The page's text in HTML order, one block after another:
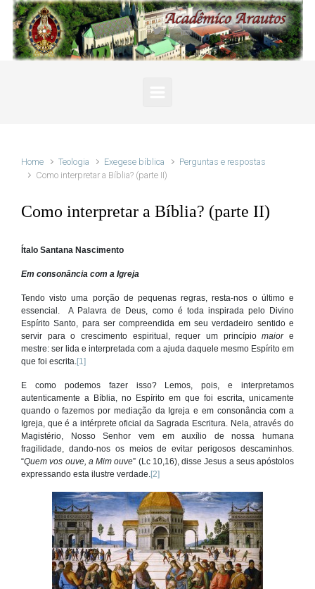
Skip to main content
Home Teologia Exegese bíblica
Perguntas e respostas
Como interpretar a Bíblia? (parte II)
Como interpretar a Bíblia? (parte II)
Ítalo Santana Nascimento
Em consonância com a Igreja
Tendo visto uma porção de pequenas regras, resta-nos o último e
essencial. A Palavra de Deus, como é toda inspirada pelo Divino
Espírito Santo, para ser compreendida em seu verdadeiro sentido e
servir para o crescimento espiritual, requer um princípiomaiore
mestre: ser lida e interpretada com a ajuda daquele mesmo Espírito em
que foi escrita.[1]
E como podemos fazer isso? Lemos, pois, e interpretamos
autenticamente a Bíblia, no Espírito em que foi escrita, unicamente
quando o fazemos por mediação da Igreja e em consonância com a
Igreja, que é a intérprete oficial da Sagrada Escritura. Nela, através do
Magistério, Nosso Senhor vem em auxílio de nossa humana
fragilidade, dando-nos os meios de evitar perigosos descaminhos.
“Quem vos ouve, a Mim ouve” (Lc 10,16), disse Jesus a seus apóstolos
expressando esta ilustre verdade.[2]